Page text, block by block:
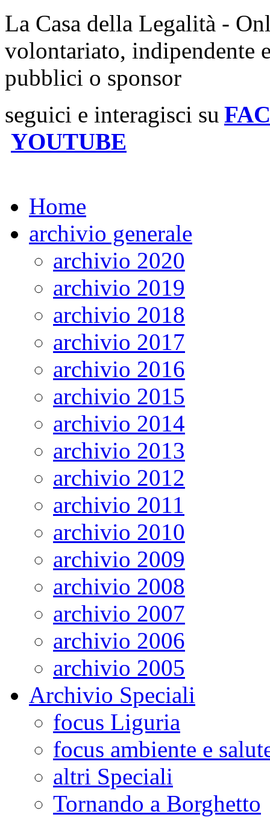
La Casa della Legalità -
volontariato, indipendente
pubblici o sponsor
seguici e interagisci su
YOUTUBE
Home
archivio generale
archivio 2020
archivio 2019
archivio 2018
archivio 2017
archivio 2016
archivio 2015
archivio 2014
archivio 2013
archivio 2012
archivio 2011
archivio 2010
archivio 2009
archivio 2008
archivio 2007
archivio 2006
archivio 2005
Archivio Speciali
focus Liguria
focus ambiente e
altri Speciali
Tornando a Borghetto